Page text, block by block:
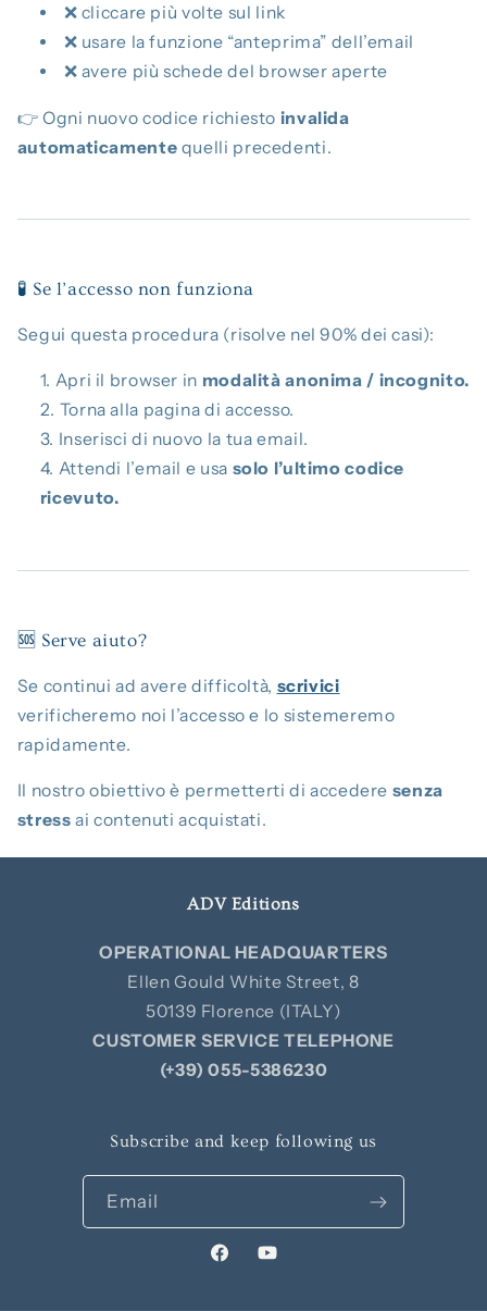
❌ cliccare più volte sul link
❌ usare la funzione “anteprima” dell’email
❌ avere più schede del browser aperte
👉 Ogni nuovo codice richiesto invalida
automaticamente quelli precedenti.
🧪 Se l’accesso non funziona
Segui questa procedura (risolve nel 90% dei casi):
Apri il browser in modalità anonima / incognito.
Torna alla pagina di accesso.
Inserisci di nuovo la tua email.
Attendi l’email e usa solo l’ultimo codice
ricevuto.
🆘 Serve aiuto?
Se continui ad avere difficoltà, scrivici
verificheremo noi l’accesso e lo sistemeremo
rapidamente.
Il nostro obiettivo è permetterti di accedere senza
stress ai contenuti acquistati.
ADV Editions
OPERATIONAL HEADQUARTERS
Ellen Gould White Street, 8
50139 Florence (ITALY)
CUSTOMER SERVICE TELEPHONE
(+39) 055-5386230
Subscribe and keep following us
Email
FacebookYouTube